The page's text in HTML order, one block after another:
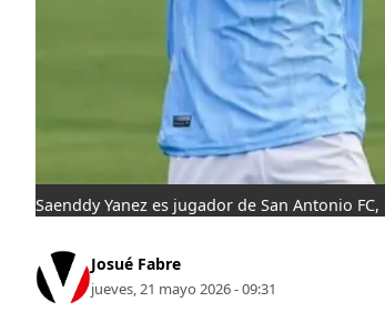
Saenddy Yanez es jugador de San Antonio
Josué Fabre
jueves, 21 mayo 2026 - 09:31